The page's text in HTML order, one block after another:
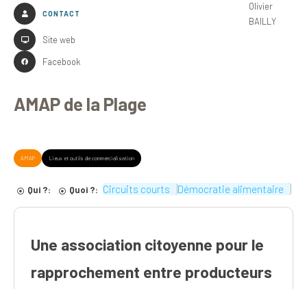
CONTACT
Olivier
BAILLY
Site web
Facebook
AMAP de la Plage
AMAP Lieux et outils de commercialisation
Qui ?: Quoi ?: Circuits courts Démocratie alimentaire
Une association citoyenne pour le
rapprochement entre producteurs